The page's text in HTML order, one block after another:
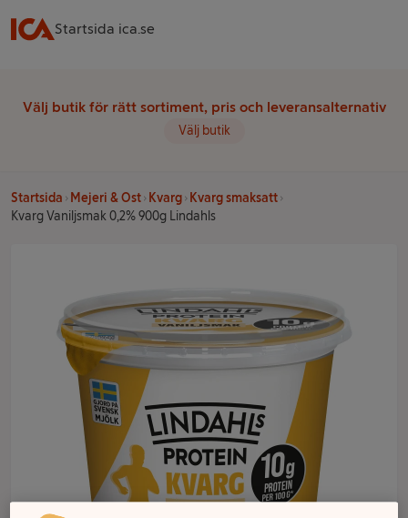
Startsida ica.se
Välj butik för rätt sortiment, pris och leveransalternativ
Välj butik
Startsida Mejeri & Ost Kvarg
Kvarg smaksatt
Kvarg Vaniljsmak 0,2% 900g Lindahls